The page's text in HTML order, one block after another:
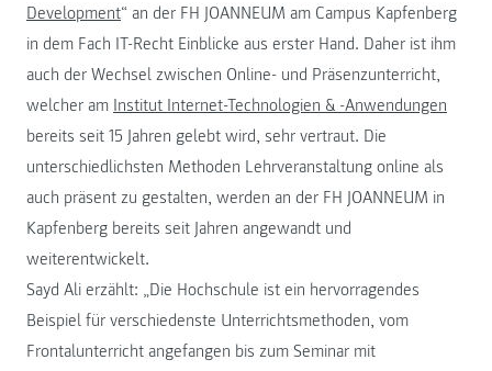
Development“ an der FH JOANNEUM am Campus Kapfenberg
in dem Fach IT-Recht Einblicke aus erster Hand. Daher ist ihm
auch der Wechsel zwischen Online- und Präsenzunterricht,
welcher am Institut Internet-Technologien & -Anwendungen
bereits seit 15 Jahren gelebt wird, sehr vertraut. Die
unterschiedlichsten Methoden Lehrveranstaltung online als
auch präsent zu gestalten, werden an der FH JOANNEUM in
Kapfenberg bereits seit Jahren angewandt und
weiterentwickelt.
Sayd Ali erzählt: „Die Hochschule ist ein hervorragendes
Beispiel für verschiedenste Unterrichtsmethoden, vom
Frontalunterricht angefangen bis zum Seminar mit